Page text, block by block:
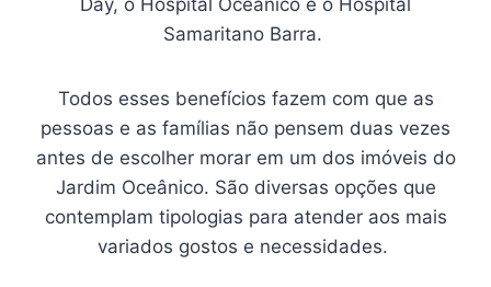
Samaritano Barra.
Todos esses benefícios fazem com que as
pessoas e as famílias não pensem duas vezes
antes de escolher morar em um dos imóveis do
Jardim Oceânico. São diversas opções que
contemplam tipologias para atender aos mais
variados gostos e necessidades.